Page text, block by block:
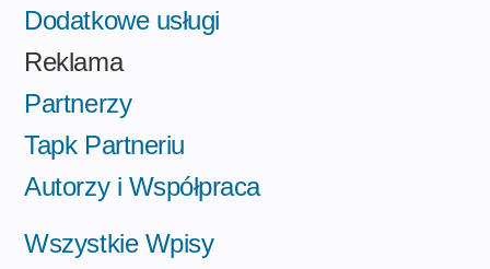
Dodatkowe usługi
Reklama
Partnerzy
Tapk Partneriu
Autorzy i Współpraca
Wszystkie Wpisy